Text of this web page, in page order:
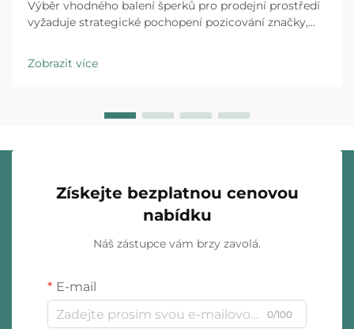
Výběr vhodného balení šperků pro prodejní prostředí
vyžaduje strategické pochopení pozicování značky,
značky i obchodní řetězce specializující se na rychlou
módu působí v zásadně odlišných...
Zobrazit více
Získejte bezplatnou cenovou
nabídku
Náš zástupce vám brzy zavolá.
E-mail
0/100